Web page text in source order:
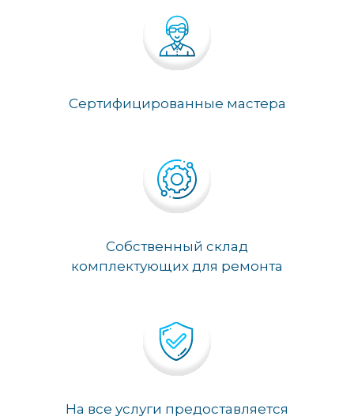
Сертифицированные мастера
Собственный склад
комплектующих для ремонта
На все услуги предоставляется